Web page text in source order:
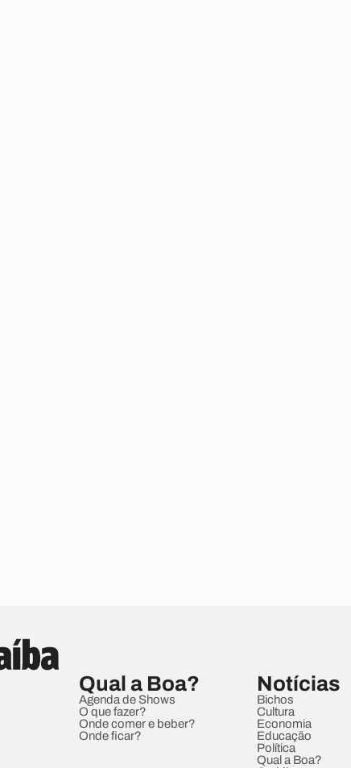
Qual a Boa?
Agenda de Shows
O que fazer?
Onde comer e beber?
Onde ficar?
Notícias
Bichos
Cultura
Economia
Educação
Política
Qual a Boa?